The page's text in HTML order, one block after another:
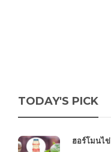
TODAY'S PICK
ฮอร์โมนไข่